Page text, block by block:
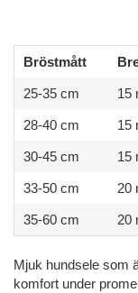
Bröstmått
25-35 cm 15
28-40 cm 15
30-45 cm 15
33-50 cm 20
35-60 cm 20
Mjuk hundsele som
komfort under